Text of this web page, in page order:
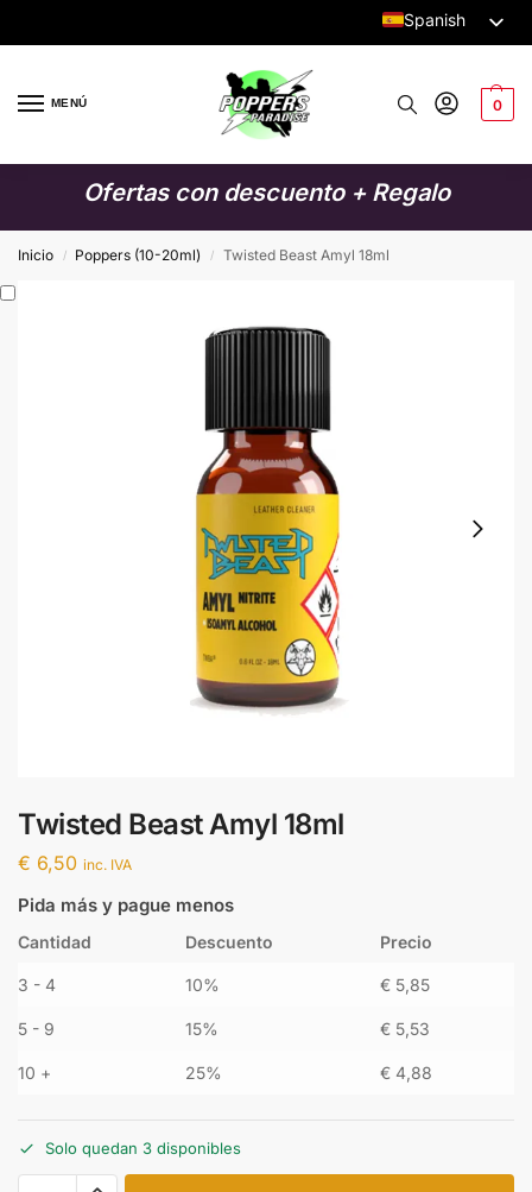
Spanish
English
MENÚ 0
Ofertas con descuento + Regalo
Inicio / Poppers (10-20ml) / Twisted Beast Amyl 18ml
Twisted Beast Amyl 18ml
€ 6,50 inc. IVA
Pida más y pague menos
Cantidad Descuento Precio
3 - 4 10% € 5,85
5 - 9 15% € 5,53
10 + 25% € 4,88
Solo quedan 3 disponibles